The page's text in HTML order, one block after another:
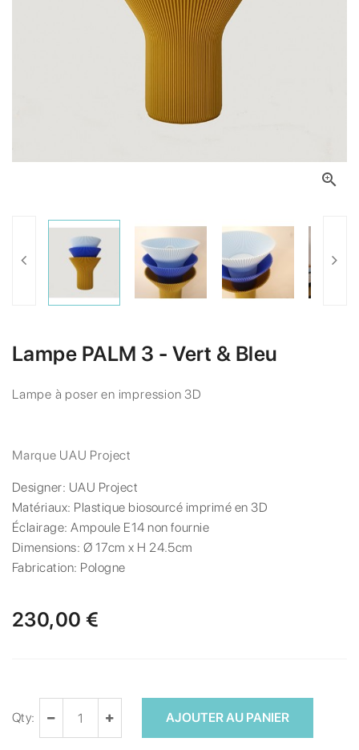

Lampe PALM 3 - Vert & Bleu
Lampe à poser en impression 3D
Marque UAU Project
Designer: UAU Project
Matériaux: Plastique biosourcé imprimé en 3D
Éclairage:Ampoule E14 non fournie
Dimensions: Ø 17cm x H 24.5cm
Fabrication: Pologne
230,00 €
Qty: AJOUTER AU PANIER